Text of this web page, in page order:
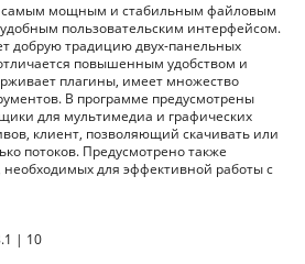
самым мощным и стабильным файловым
пользовательским интерфейсом.
добрую традицию двух-панельных
повышенным удобством и
плагины, имеет множество
В программе предусмотрены
для мультимедиа и графических
клиент, позволяющий скачивать или
потоков. Предусмотрено также
для эффективной работы с
| 10